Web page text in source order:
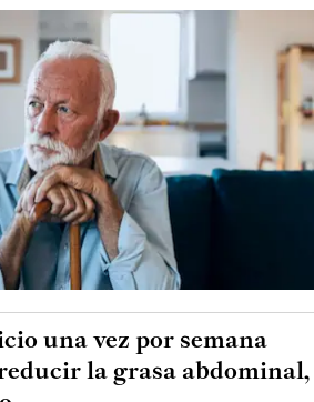
una vez por semana
la grasa abdominal,